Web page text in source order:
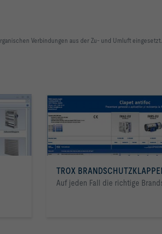
Verbindungen aus der Zu- und Umluft
TROX
Auf jeden Fall die richtige